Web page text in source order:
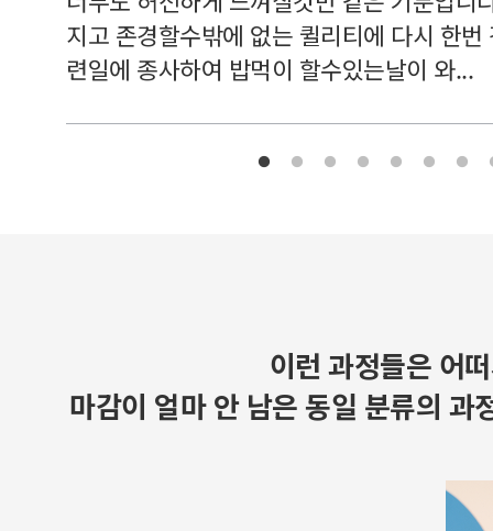
지고 존경할수밖에 없는 퀼리티에 다시 한
련일에 종사하여 밥먹이 할수있는날이 와...
이런 과정들은 어
마감이 얼마 안 남은 동일 분류의 과